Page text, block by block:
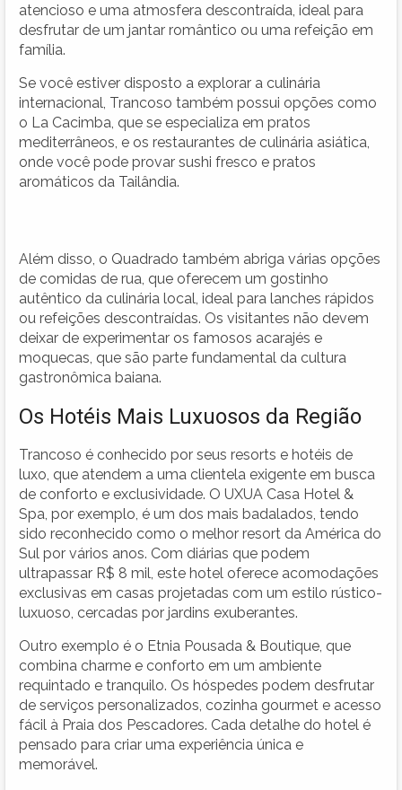
atencioso e uma atmosfera descontraída, ideal para
desfrutar de um jantar romântico ou uma refeição em
família.
Se você estiver disposto a explorar a culinária
internacional, Trancoso também possui opções como
o La Cacimba, que se especializa em pratos
mediterrâneos, e os restaurantes de culinária asiática,
onde você pode provar sushi fresco e pratos
aromáticos da Tailândia.
Além disso, o Quadrado também abriga várias opções
de comidas de rua, que oferecem um gostinho
autêntico da culinária local, ideal para lanches rápidos
ou refeições descontraídas. Os visitantes não devem
deixar de experimentar os famosos acarajés e
moquecas, que são parte fundamental da cultura
gastronômica baiana.
Os Hotéis Mais Luxuosos da Região
Trancoso é conhecido por seus resorts e hotéis de
luxo, que atendem a uma clientela exigente em busca
de conforto e exclusividade. O UXUA Casa Hotel &
Spa, por exemplo, é um dos mais badalados, tendo
sido reconhecido como o melhor resort da América do
Sul por vários anos. Com diárias que podem
ultrapassar R$ 8 mil, este hotel oferece acomodações
exclusivas em casas projetadas com um estilo rústico-
luxuoso, cercadas por jardins exuberantes.
Outro exemplo é o Etnia Pousada & Boutique, que
combina charme e conforto em um ambiente
requintado e tranquilo. Os hóspedes podem desfrutar
de serviços personalizados, cozinha gourmet e acesso
fácil à Praia dos Pescadores. Cada detalhe do hotel é
pensado para criar uma experiência única e
memorável.